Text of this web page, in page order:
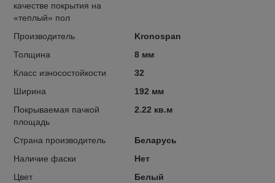
качестве покрытия на
«теплый» пол
Производитель
Kronospan
Толщина
8 мм
Класс износостойкости
32
Ширина
192 мм
Покрываемая пачкой
площадь
2.22 кв.м
Страна производитель
Беларусь
Наличие фаски
Нет
Цвет
Белый